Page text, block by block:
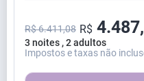
3 noites , 2 adultos
R$ 6.411,08 R$ 4.487,
Impostos e taxas não